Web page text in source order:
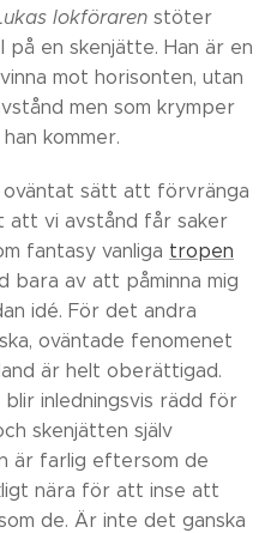
lokföraren stöter
en skenjätte. Han är en
mot horisonten, utan
men som krymper
kommer.
sätt att förvränga
att vi avstånd får saker
fantasy vanliga tropen
bara av att påminna mig
idé. För det andra
oväntade fenomenet
är helt oberättigad.
blir inledningsvis rädd för
skenjätten själv
är farlig eftersom de
nära för att inse att
de. Är inte det ganska